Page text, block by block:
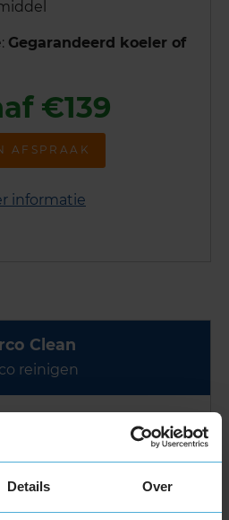
Details Over
Gegarandeerd koeler of
€139
AFSPRAAK
informatie
Clean
reinigen
uit je airco? Kies dan
Airco Clean!